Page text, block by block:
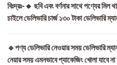
বিঃদ্রঃ-🔸 ছবি এবং বর্ণনার সাথে পণ্যের
চাইলে ডেলিভারি চার্জ ১৩০ টাকা ডেলিভারি
🔹পণ্য ডেলিভারি নেওয়ার সময় ডেলিভারি
নেয়ার সময় এমনভাবে প্যাকেজিং খোলা যাবে না